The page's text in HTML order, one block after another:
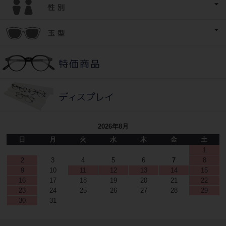
2026年8月
日
月 火 水 木 金
土
1
2
3 4 5 6 7
8
9
10 11 12 13 14
15
16
17 18 19 20 21
22
23
24 25 26 27 28
29
30
31